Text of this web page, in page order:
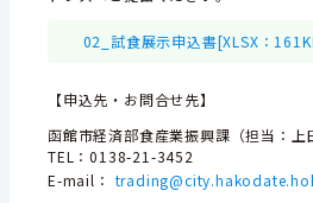
02_試食展示申込書[XLSX：
【申込先・お問合せ先】
函館市経済部食産業振興課（担当：上
TEL：0138-21-3452
E-mail：